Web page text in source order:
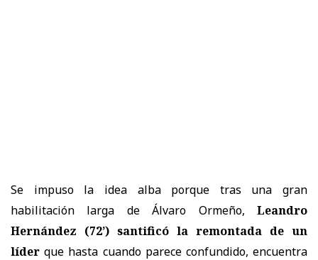
Se impuso la idea alba porque tras una gran
habilitación larga de Álvaro Ormeño, Leandro
Hernández (72’) santificó la remontada de un
líder que hasta cuando parece confundido, encuentra